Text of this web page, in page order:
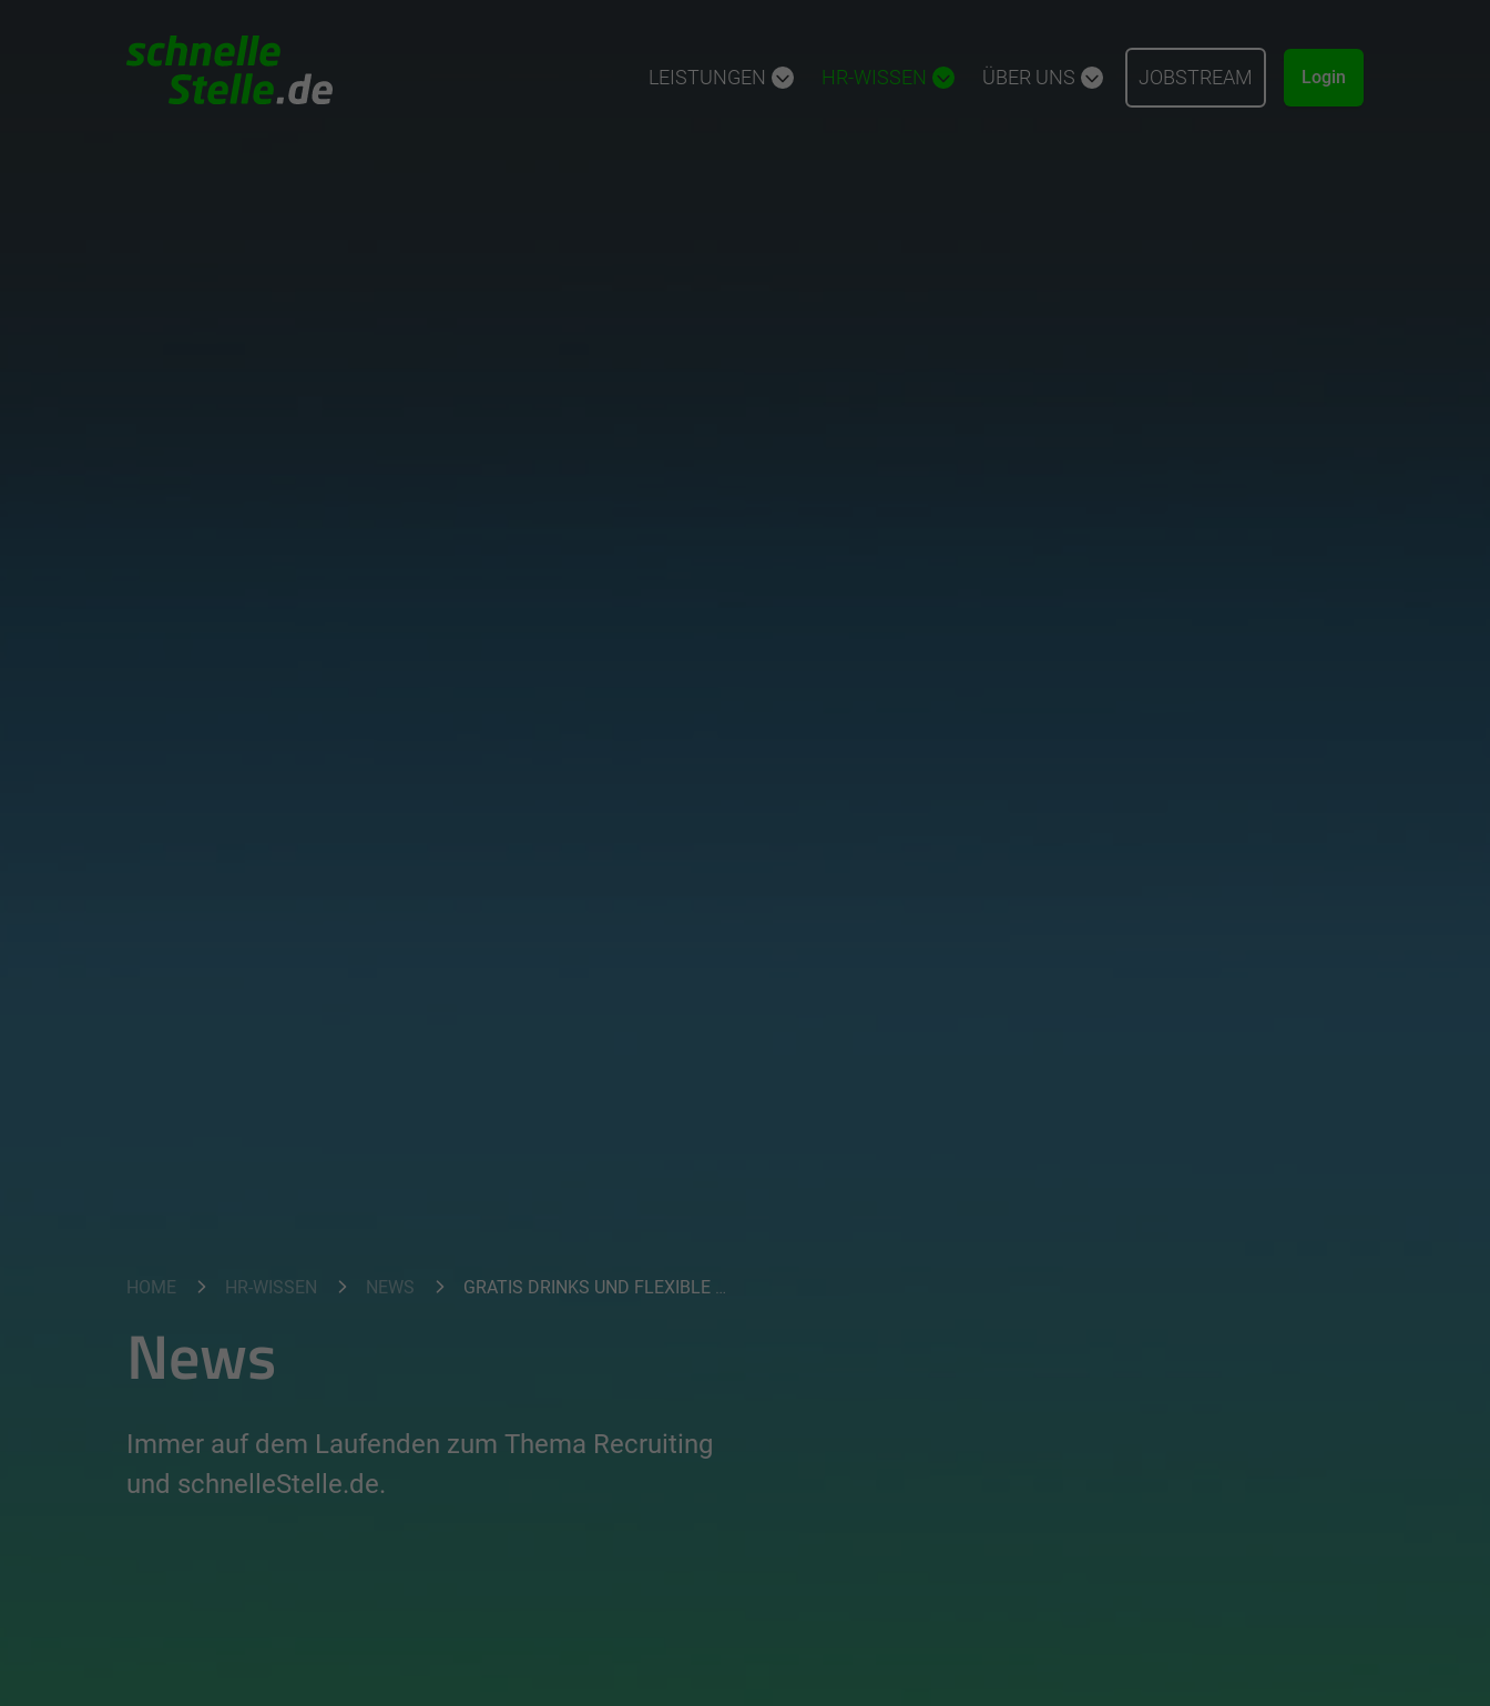
LEISTUNGEN HR-WISSEN ÜBER UNS JOBSTREAM Login
HOME HR-WISSEN NEWS GRATIS DRINKS UND FLEXIBLE ARBEITSZEITEN? MUST-HAVES IN 2020!
News
Immer auf dem Laufenden zum Thema Recruiting
und schnelleStelle.de.